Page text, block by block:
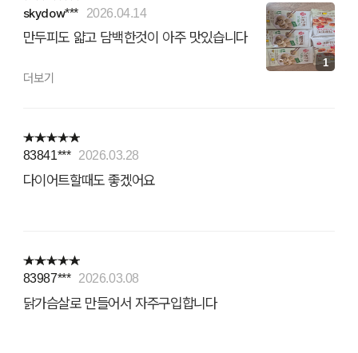
skydow*** 2026.04.14
만두피도 얇고 담백한것이 아주 맛있습니다
더보기
1
83841*** 2026.03.28
다이어트할때도 좋겠어요
83987*** 2026.03.08
닭가슴살로 만들어서 자주구입합니다